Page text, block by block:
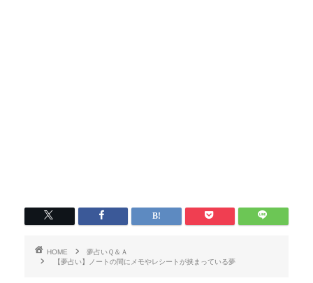
HOME
夢占いＱ＆Ａ
【夢占い】ノートの間にメモやレシートが挟まっている夢